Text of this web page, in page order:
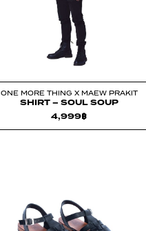
ONE MORE THING X MAEW PRAKIT
SHIRT – SOUL SOUP
4,999฿